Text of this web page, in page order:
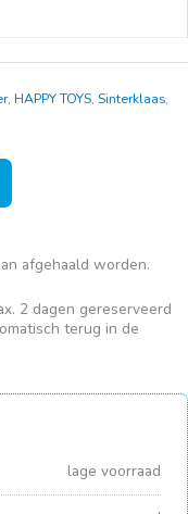
, HAPPY TOYS, Sinterklaas,
afgehaald worden.
2 dagen gereserveerd
terug in de
lage voorraad